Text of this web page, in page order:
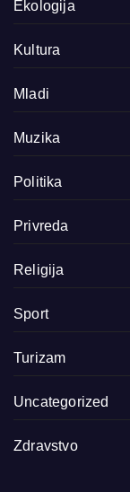
Ekologija
Kultura
Mladi
Muzika
Politika
Privreda
Religija
Sport
Turizam
Uncategorized
Zdravstvo